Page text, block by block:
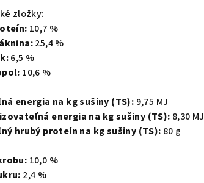
zložky:
10,7 %
25,4 %
6,5 %
10,6 %
energia na kg sušiny (TS): 9,75 MJ
energia na kg sušiny (TS): 8,30 MJ
hrubý proteín na kg sušiny (TS): 80 g
10,0 %
2,4 %